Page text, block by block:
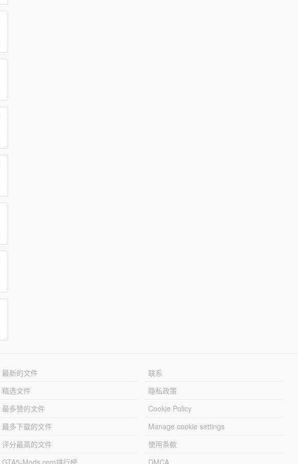
最新的文件
精选文件
最多赞的文件
最多下载的文件
评分最高的文件
GTA5-Mods.com排行榜
联系
隐私政策
Cookie Policy
Manage cookie settings
使用条款
DMCA